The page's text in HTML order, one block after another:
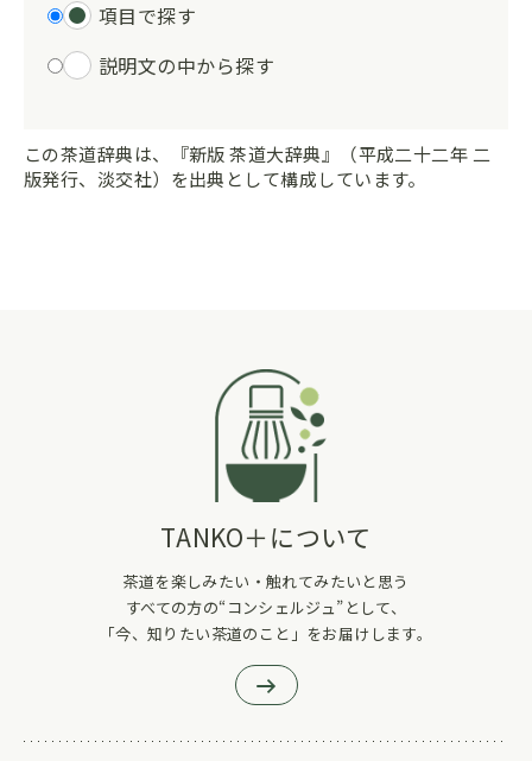
項目で探す
説明文の中から探す
この茶道辞典は、『新版 茶道大辞典』（平成二十二年 二
版発行、淡交社）を出典として構成しています。
TANKO＋について
茶道を楽しみたい・触れてみたいと思う
すべての方の“コンシェルジュ”として、
「今、知りたい茶道のこと」をお届けします。